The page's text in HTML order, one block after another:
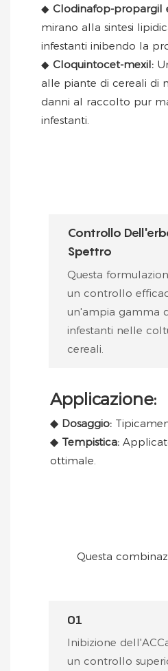
◆ Clodinafop-propargil
mirano alla sintesi
infestanti inibendo la
◆ Cloquintocet-mexil:
alle piante di cereali di
danni al raccolto pur
infestanti.
Controllo
Spettro
Questa
un controllo
un'ampia gamma
infestanti nelle
cereali.
Applicazione:
◆ Dosaggio:
◆ Tempistica:
ottimale.
Questa
01
Inibizione
un controllo